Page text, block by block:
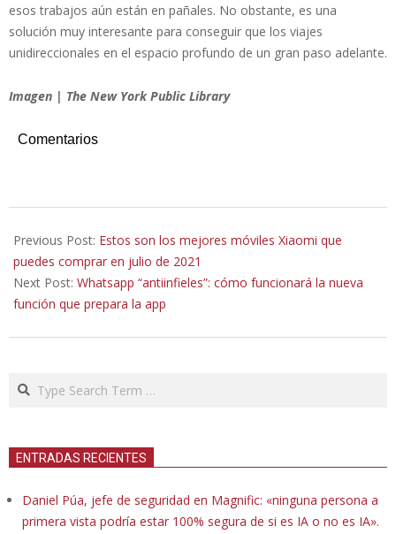
esos trabajos aún están en pañales. No obstante, es una
solución muy interesante para conseguir que los viajes
unidireccionales en el espacio profundo de un gran paso adelante.
Imagen | The New York Public Library
Comentarios
07-
01
Previous Post: Estos son los mejores móviles Xiaomi que
puedes comprar en julio de 2021
Next Post: Whatsapp “antiinfieles”: cómo funcionará la nueva
función que prepara la app
Search
ENTRADAS RECIENTES
Daniel Púa, jefe de seguridad en Magnific: «ninguna persona a
primera vista podría estar 100% segura de si es IA o no es IA».